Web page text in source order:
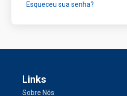
Esqueceu sua senha?
Links
Sobre Nós